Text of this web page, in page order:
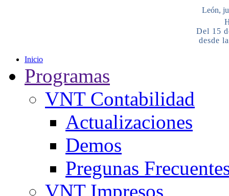
León,
Del 15
desde
Inicio
Programas
VNT Contabilidad
Actualizaciones
Demos
Pregunas
VNT Impresos